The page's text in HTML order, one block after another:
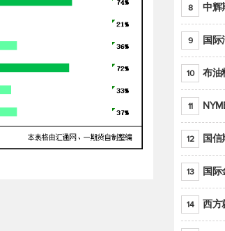
8 中辉
9 国际
10 布油料
11
12 国信
13 国际
14 西方